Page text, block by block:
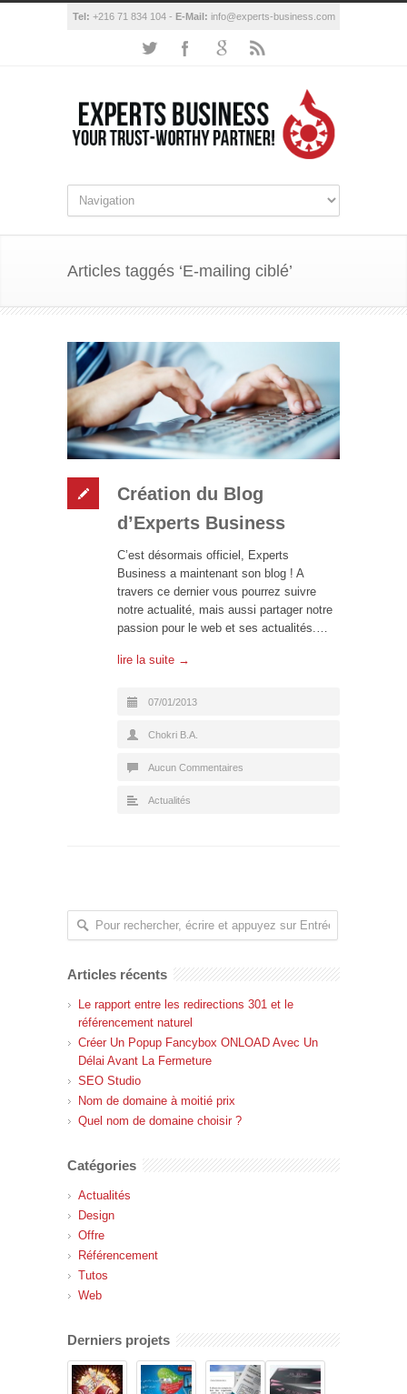
Tel: +216 71 834 104 - E-Mail: info@experts-business.com
Articles taggés ‘E-mailing ciblé’
Création du Blog
d’Experts Business
C’est désormais officiel, Experts
Business a maintenant son blog ! A
travers ce dernier vous pourrez suivre
notre actualité, mais aussi partager notre
passion pour le web et ses actualités.…
lire la suite →
07/01/2013
Chokri B.A.
Aucun Commentaires
Actualités
Articles récents
Le rapport entre les redirections 301 et le
référencement naturel
Créer Un Popup Fancybox ONLOAD Avec Un
Délai Avant La Fermeture
SEO Studio
Nom de domaine à moitié prix
Quel nom de domaine choisir ?
Catégories
Actualités
Design
Offre
Référencement
Tutos
Web
Derniers projets